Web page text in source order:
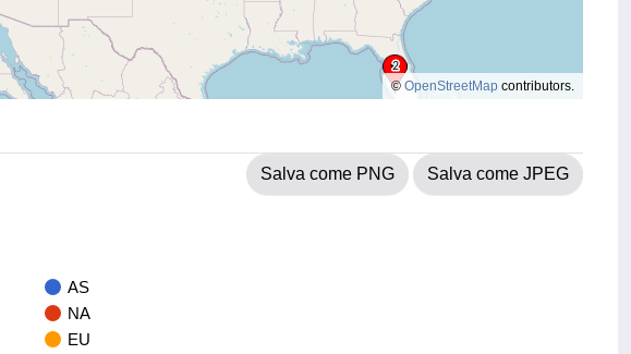
© OpenStreetMap contributors.
Salva come PNG Salva come JPEG
AS
NA
EU